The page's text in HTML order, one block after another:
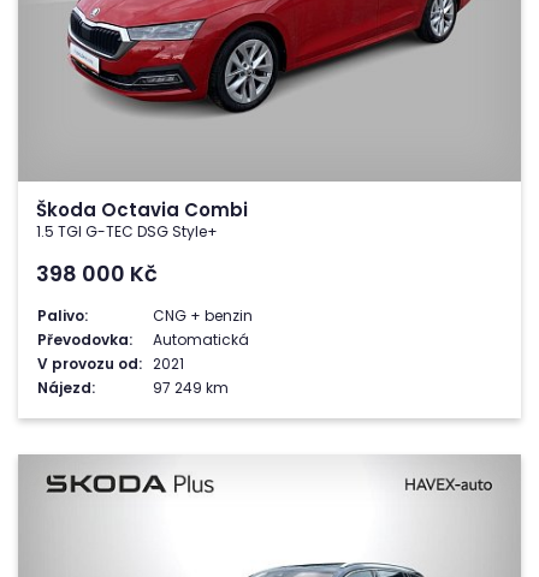
Škoda Octavia Combi
1.5 TGI G-TEC DSG Style+
398 000 Kč
Palivo:
CNG + benzin
Převodovka:
Automatická
V provozu od: 2021
Nájezd:
97 249 km